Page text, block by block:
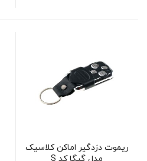
ریموت دزدگیر اماکن کلاسیک